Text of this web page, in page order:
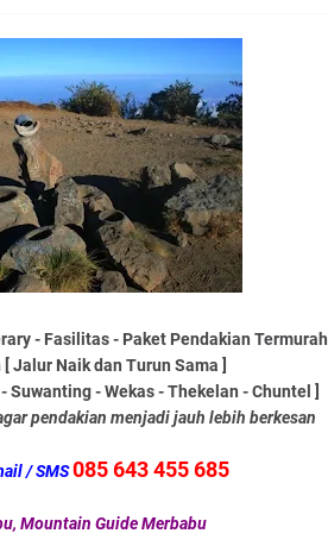
- Fasilitas - Paket Pendakian Termurah
Jalur Naik dan Turun Sama ]
Suwanting - Wekas - Thekelan - Chuntel ]
pendakian menjadi jauh lebih berkesan
/ SMS085 643 455 685
Mountain Guide Merbabu